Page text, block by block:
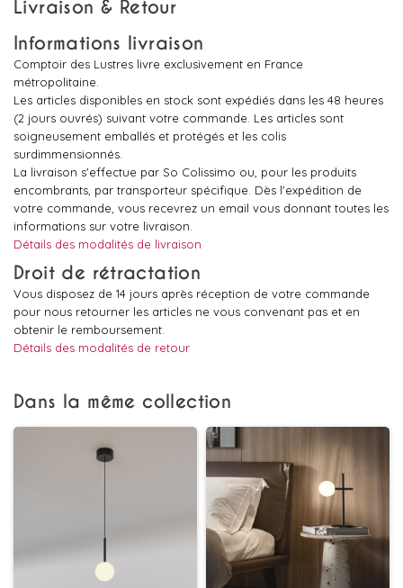
Livraison & Retour
Informations livraison
Comptoir des Lustres livre exclusivement en France
métropolitaine.
Les articles disponibles en stock sont expédiés dans les 48 heures
(2 jours ouvrés) suivant votre commande. Les articles sont
soigneusement emballés et protégés et les colis
surdimmensionnés.
La livraison s'effectue par So Colissimo ou, pour les produits
encombrants, par transporteur spécifique. Dès l'expédition de
votre commande, vous recevrez un email vous donnant toutes les
informations sur votre livraison.
Détails des modalités de livraison
Droit de rétractation
Vous disposez de 14 jours après réception de votre commande
pour nous retourner les articles ne vous convenant pas et en
obtenir le remboursement.
Détails des modalités de retour
Dans la même collection